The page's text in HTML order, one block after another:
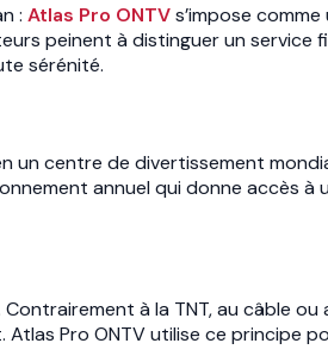
: Atlas Pro ONTVs’impose comme
peinent à distinguer un service
sérénité.
centre de divertissement
annuel qui donne accès à
à la TNT, au câble ou
Pro ONTV utilise ce principe